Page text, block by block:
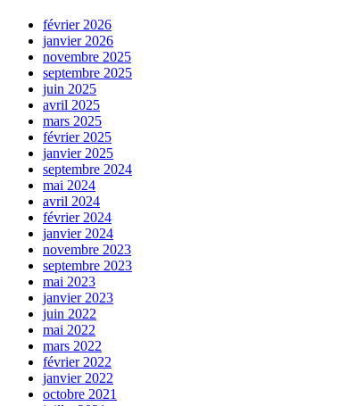
février 2026
janvier 2026
novembre 2025
septembre 2025
juin 2025
avril 2025
mars 2025
février 2025
janvier 2025
septembre 2024
mai 2024
avril 2024
février 2024
janvier 2024
novembre 2023
septembre 2023
mai 2023
janvier 2023
juin 2022
mai 2022
mars 2022
février 2022
janvier 2022
octobre 2021